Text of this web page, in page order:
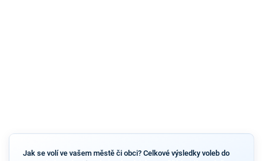
Jak se volí ve vašem městě či obci? Celkové výsledky voleb do